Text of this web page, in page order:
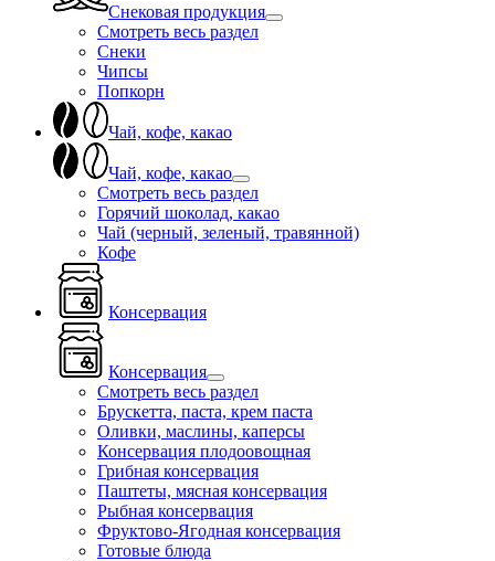
Снековая продукция
Смотреть весь раздел
Снеки
Чипсы
Попкорн
Чай, кофе, какао
Чай, кофе, какао
Смотреть весь раздел
Горячий шоколад, какао
Чай (черный, зеленый, травянной)
Кофе
Консервация
Консервация
Смотреть весь раздел
Брускетта, паста, крем паста
Оливки, маслины, каперсы
Консервация плодоовощная
Грибная консервация
Паштеты, мясная консервация
Рыбная консервация
Фруктово-Ягодная консервация
Готовые блюда